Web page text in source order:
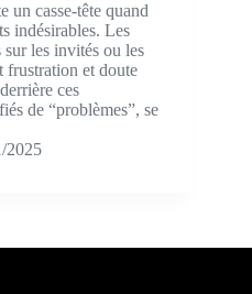
un casse-tête quand
indésirables. Les
sur les invités ou les
frustration et doute
ces
de “problèmes”, se
2025